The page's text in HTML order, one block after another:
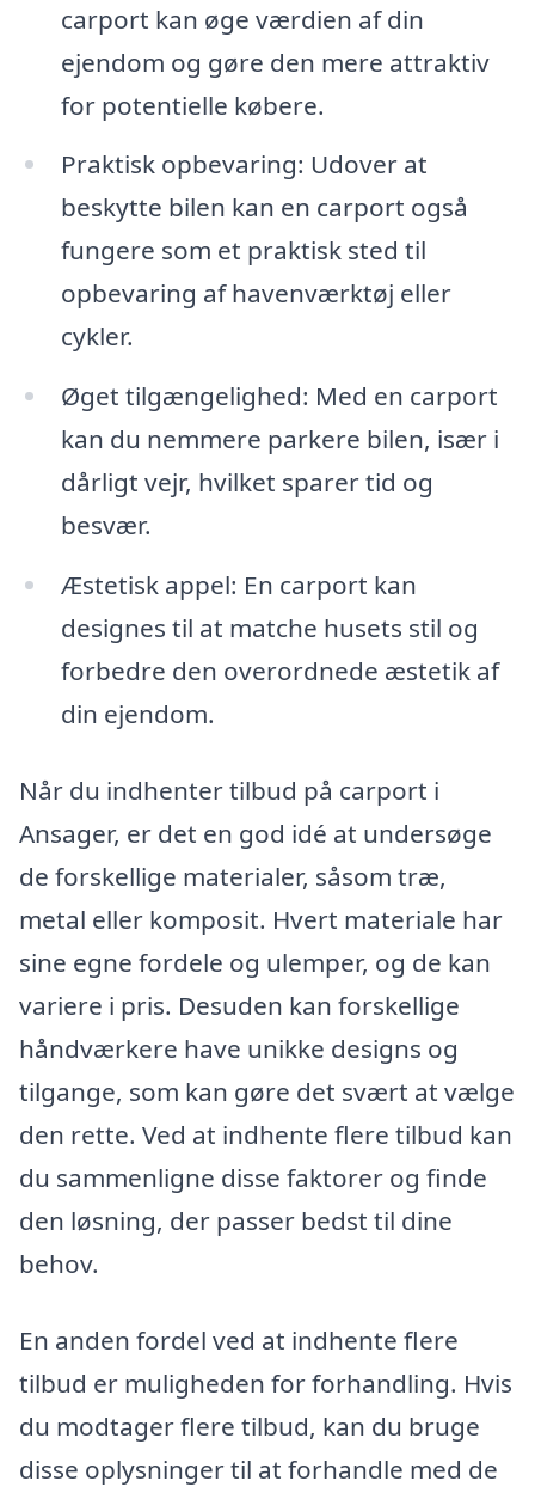
carport kan øge værdien af din
ejendom og gøre den mere attraktiv
for potentielle købere.
Praktisk opbevaring: Udover at
beskytte bilen kan en carport også
fungere som et praktisk sted til
opbevaring af havenværktøj eller
cykler.
Øget tilgængelighed: Med en carport
kan du nemmere parkere bilen, især i
dårligt vejr, hvilket sparer tid og
besvær.
Æstetisk appel: En carport kan
designes til at matche husets stil og
forbedre den overordnede æstetik af
din ejendom.
Når du indhenter tilbud på carport i
Ansager, er det en god idé at undersøge
de forskellige materialer, såsom træ,
metal eller komposit. Hvert materiale har
sine egne fordele og ulemper, og de kan
variere i pris. Desuden kan forskellige
håndværkere have unikke designs og
tilgange, som kan gøre det svært at vælge
den rette. Ved at indhente flere tilbud kan
du sammenligne disse faktorer og finde
den løsning, der passer bedst til dine
behov.
En anden fordel ved at indhente flere
tilbud er muligheden for forhandling. Hvis
du modtager flere tilbud, kan du bruge
disse oplysninger til at forhandle med de